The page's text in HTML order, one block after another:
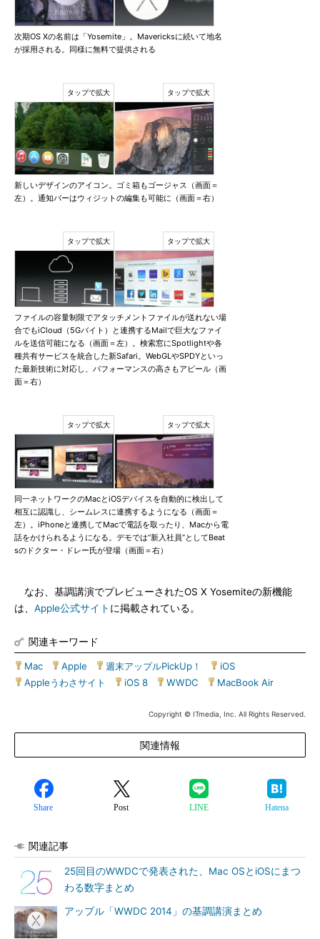
次期OS Xの名前は「Yosemite」。Mavericksに続いて地名
が採用される。同様に無料で提供される
新しいデザインのアイコン。ゴミ箱もゴージャス（画面＝
左）。通知バーはウィジットの編集も可能に（画面＝右）
ファイルの容量制限でアタッチメントファイルが送れない場
合でもiCloud（5Gバイト）と連携するMailで巨大なファイ
ルを送信可能になる（画面＝左）。検索窓にSpotlightや各
種共有サービスを統合した新Safari。WebGLやSPDYといっ
た最新技術に対応し、パフォーマンスの高さもアピール（画
面＝右）
同一ネットワークのMacとiOSデバイスを自動的に検出して
相互に認識し、シームレスに連携するようになる（画面＝
左）。iPhoneと連携してMacで電話を取ったり、Macから電
話をかけられるようになる。デモでは“新入社員”としてBeat
sのドクター・ドレー氏が登場（画面＝右）
なお、基調講演でプレビューされたOS X Yosemiteの新機能
は、 Apple公式サイト に掲載されている。
関連キーワード
Mac Apple 週末アップルPickUp！ iOS
Appleうわさサイト
iOS 8 WWDC MacBook Air
Copyright © ITmedia, Inc. All Rights Reserved.
関連情報
Share Post LINE Hatena
関連記事
25回目のWWDCで発表された、Mac OSとiOSにまつ
わる数字まとめ
アップル「WWDC 2014」の基調講演まとめ